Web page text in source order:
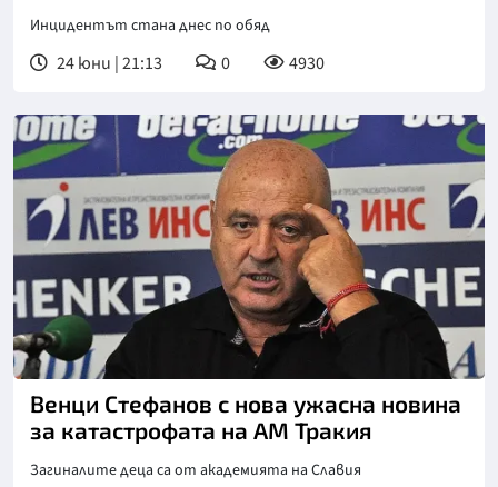
Инцидентът стана днес по обяд
24 юни | 21:13 0 4930
Венци Стефанов с нова ужасна новина
за катастрофата на АМ Тракия
Загиналите деца са от академията на Славия